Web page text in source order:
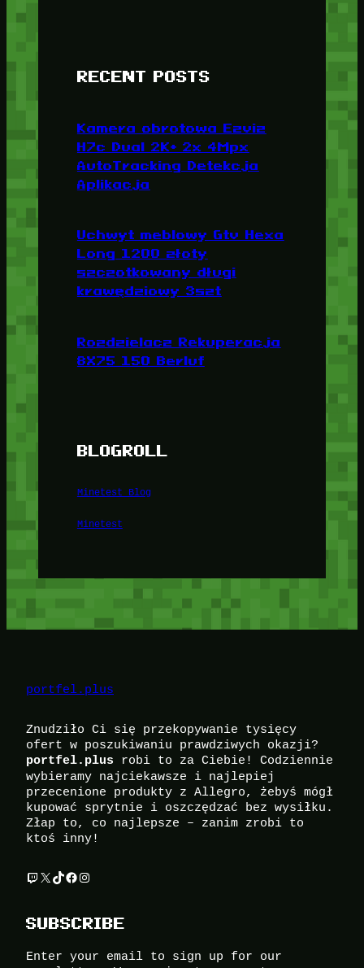
RECENT POSTS
Kamera obrotowa Ezviz
H7c Dual 2K+ 2x 4Mpx
AutoTracking Detekcja
Aplikacja
Uchwyt meblowy Gtv Hexa
Long 1200 złoty
szczotkowany długi
krawędziowy 3szt
Rozdzielacz Rekuperacja
8X75 150 Berluf
BLOGROLL
Minetest Blog
Minetest
portfel.plus
Znudziło Ci się przekopywanie tysięcy
ofert w poszukiwaniu prawdziwych okazji?
portfel.plus robi to za Ciebie! Codziennie
wybieramy najciekawsze i najlepiej
przecenione produkty z Allegro, żebyś mógł
kupować sprytnie i oszczędzać bez wysiłku.
Złap to, co najlepsze – zanim zrobi to
ktoś inny!
Twitch X TikTok Facebook Instagram
SUBSCRIBE
Enter your email to sign up for our